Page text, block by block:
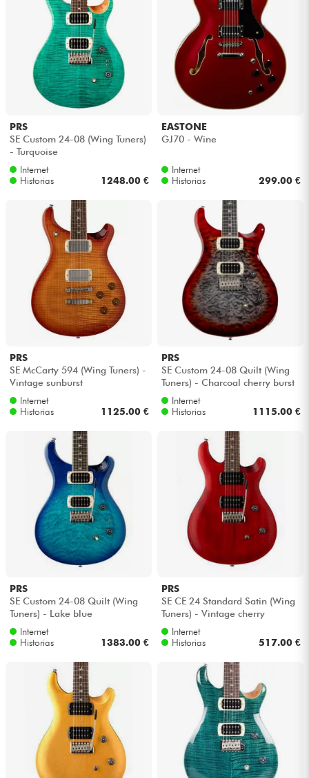
Bundle
Ver nuestras marcas
PRS
SE Custom 24-08 (Wing Tuners)
- Turquoise
Internet
Historias
1248.00 €
EASTONE
GJ70 - Wine
Internet
Historias
299.00 €
PRS
SE McCarty 594 (Wing Tuners) -
Vintage sunburst
Internet
Historias
1125.00 €
PRS
SE Custom 24-08 Quilt (Wing
Tuners) - Charcoal cherry burst
Internet
Historias
1115.00 €
PRS
SE Custom 24-08 Quilt (Wing
Tuners) - Lake blue
Internet
Historias
1383.00 €
PRS
SE CE 24 Standard Satin (Wing
Tuners) - Vintage cherry
Internet
Historias
517.00 €